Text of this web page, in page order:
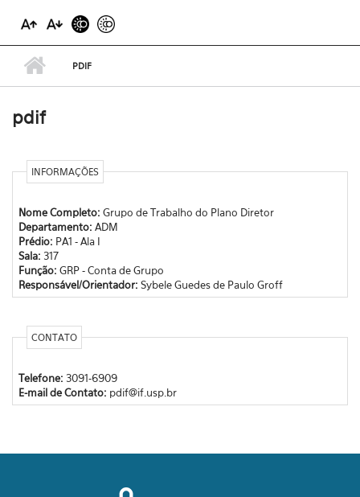
PDIF
pdif
INFORMAÇÕES
Nome Completo: Grupo de Trabalho do Plano Diretor
Departamento: ADM
Prédio: PA1 - Ala I
Sala: 317
Função: GRP - Conta de Grupo
Responsável/Orientador: Sybele Guedes de Paulo Groff
CONTATO
Telefone: 3091-6909
E-mail de Contato: pdif@if.usp.br